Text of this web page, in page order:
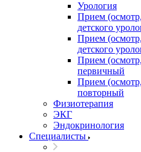
Урология
Прием
детского
Прием
детского
Прием (осмотр,
первичный
Прием (осмотр,
повторный
Физиотерапия
ЭКГ
Эндокринология
Специалисты